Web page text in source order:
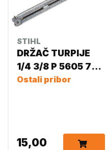
Zapremina252cm3
Zapremina76,5 cm3
STIHL
DRŽAČ TURPIJE
1/4 3/8 P 5605 750
4327
Ostali pribor
15,00